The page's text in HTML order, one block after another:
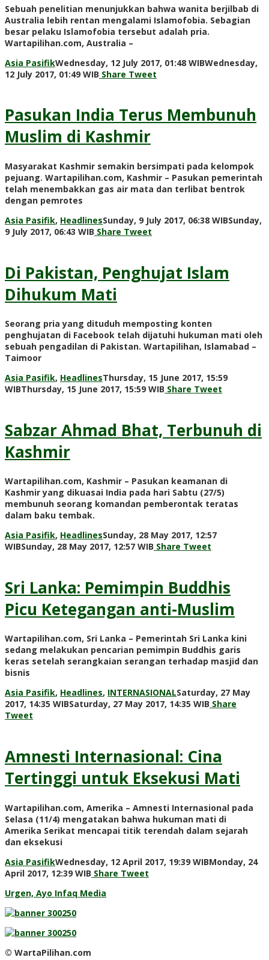
Sebuah penelitian menunjukkan bahwa wanita berjilbab di
Australia lebih rentan mengalami Islamofobia. Sebagian
besar pelaku Islamofobia tersebut adalah pria.
Wartapilihan.com, Australia –
Asia PasifikWednesday, 12 July 2017, 01:48 WIBWednesday,
12 July 2017, 01:49 WIB by
Share Tweet
Pasukan India Terus Membunuh
Muslim di Kashmir
Masyarakat Kashmir semakin bersimpati pada kelompok
pejuang. Wartapilihan.com, Kashmir – Pasukan pemerintah
telah menembakkan gas air mata dan terlibat bentrok
dengan pemrotes
Asia Pasifik, HeadlinesSunday, 9 July 2017, 06:38 WIBSunday,
9 July 2017, 06:43 WIB by
Share Tweet
Di Pakistan, Penghujat Islam
Dihukum Mati
Seorang pria yang dituduh memposting konten
penghujatan di Facebook telah dijatuhi hukuman mati oleh
sebuah pengadilan di Pakistan. Wartapilihan, Islamabad –
Taimoor
Asia Pasifik, HeadlinesThursday, 15 June 2017, 15:59
WIBThursday, 15 June 2017, 15:59 WIB by
Share Tweet
Sabzar Ahmad Bhat, Terbunuh di
Kashmir
Wartapilihan.com, Kashmir – Pasukan keamanan di
Kashmir yang dikuasai India pada hari Sabtu (27/5)
membunuh seorang komandan pemberontak teratas
dalam baku tembak.
Asia Pasifik, HeadlinesSunday, 28 May 2017, 12:57
WIBSunday, 28 May 2017, 12:57 WIB by
Share Tweet
Sri Lanka: Pemimpin Buddhis
Picu Ketegangan anti-Muslim
Wartapilihan.com, Sri Lanka – Pemerintah Sri Lanka kini
sedang melakukan pencarian pemimpin Buddhis garis
keras setelah serangkaian serangan terhadap masjid dan
bisnis
Asia Pasifik, Headlines, INTERNASIONALSaturday, 27 May
2017, 14:35 WIBSaturday, 27 May 2017, 14:35 WIB by
Share
Tweet
Amnesti Internasional: Cina
Tertinggi untuk Eksekusi Mati
Wartapilihan.com, Amerika – Amnesti Internasional pada
Selasa (11/4) mengatakan bahwa hukuman mati di
Amerika Serikat mencapai titik terendah dalam sejarah
dan eksekusi
Asia PasifikWednesday, 12 April 2017, 19:39 WIBMonday, 24
April 2017, 12:39 WIB by
Share Tweet
Urgen, Ayo Infaq Media
© WartaPilihan.com